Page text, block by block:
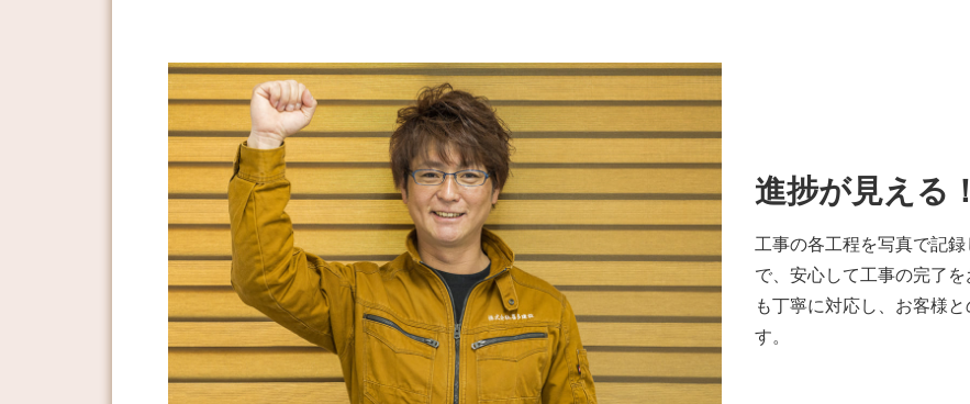
進捗が見える
工事の各工程を写真で記
で、安心して工事の完了
も丁寧に対応し、お客様
す。